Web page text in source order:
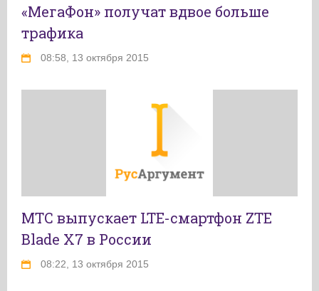
«МегаФон» получат вдвое больше
трафика
08:58, 13 октября 2015
МТС выпускает LTE-смартфон ZTE
Blade X7 в России
08:22, 13 октября 2015